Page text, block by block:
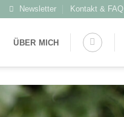
Newsletter Kontakt & FAQ
ÜBER MICH